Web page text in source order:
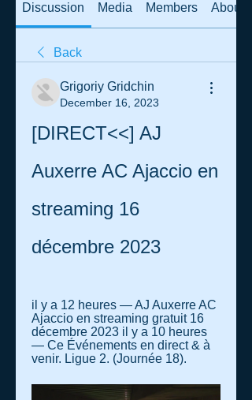
Discussion Media Members About
Back
Grigoriy Gridchin
December 16, 2023
[DIRECT<<] AJ
Auxerre AC Ajaccio en
streaming 16
décembre 2023
il y a 12 heures — AJ Auxerre AC
Ajaccio en streaming gratuit 16
décembre 2023 il y a 10 heures
— Ce Événements en direct & à
venir. Ligue 2. (Journée 18).